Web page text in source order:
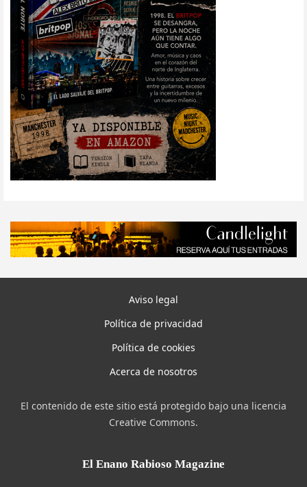
Aviso legal
Política de privacidad
Política de cookies
Acerca de nosotros
El contenido de este sitio está protegido bajo una licencia
Creative Commons.
El Enano Rabioso Magazine